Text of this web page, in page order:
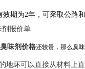
期为2年，可采取公路
剂报价单
臭味剂价格还较贵，那么臭
地坏可以直接从材料上